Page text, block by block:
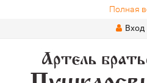
Полная
Вход